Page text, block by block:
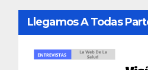
Llegamos A Todas